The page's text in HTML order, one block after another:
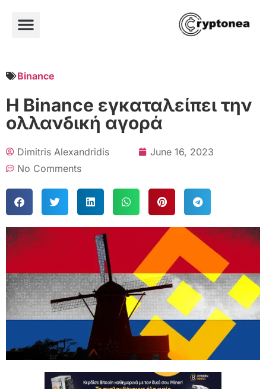
Binance
Η Binance εγκαταλείπει την
ολλανδική αγορά
Dimitris Alexandridis
June 16, 2023
No Comments